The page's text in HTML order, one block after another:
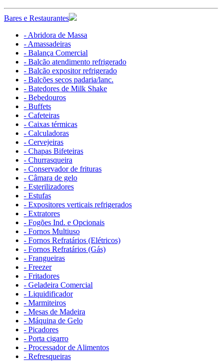
Bares e Restaurantes
- Abridora de Massa
- Amassadeiras
- Balança Comercial
- Balcão atendimento refrigerado
- Balcão expositor refrigerado
- Balcões secos padaria/lanc.
- Batedores de Milk Shake
- Bebedouros
- Buffets
- Cafeteiras
- Caixas térmicas
- Calculadoras
- Cervejeiras
- Chapas Bifeteiras
- Churrasqueira
- Conservador de frituras
- Câmara de gelo
- Esterilizadores
- Estufas
- Expositores verticais refrigerados
- Extratores
- Fogões Ind. e Opcionais
- Fornos Multiuso
- Fornos Refratários (Elétricos)
- Fornos Refratários (Gás)
- Frangueiras
- Freezer
- Fritadores
- Geladeira Comercial
- Liquidificador
- Marmiteiros
- Mesas de Madeira
- Máquina de Gelo
- Picadores
- Porta cigarro
- Processador de Alimentos
- Refresqueiras